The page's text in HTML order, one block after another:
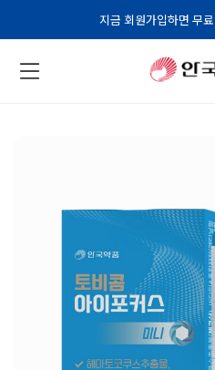
지금 회원가입하면 무